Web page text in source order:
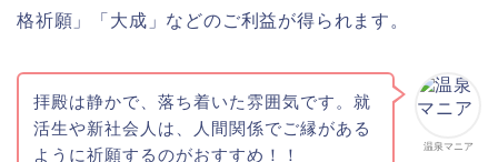
格祈願」「大成」などのご利益が得られます。
温泉マニア
拝殿は静かで、落ち着いた雰囲気です。就
活生や新社会人は、人間関係でご縁がある
ように祈願するのがおすすめ！！